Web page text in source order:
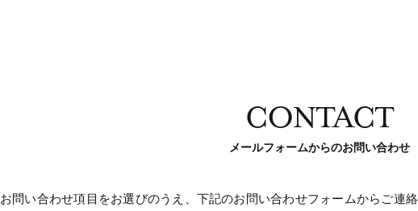
CONTACT
メールフォームからのお問い合わせ
お問い合わせ項目をお選びのうえ、下記のお問い合わせフォームからご連